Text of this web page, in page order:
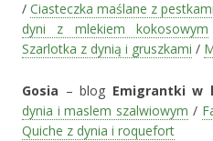
/Ciasteczka maślane z
dyni z mlekiem kokosowym
Szarlotka z dynią i gruszkami /
Gosia – blog Emigrantki w
dynia i maslem szalwiowym /
Quiche z dynia i roquefort